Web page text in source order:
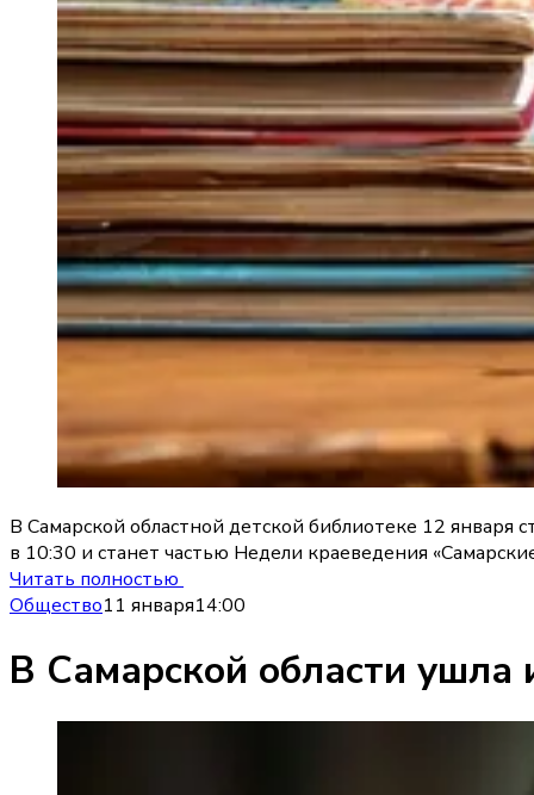
В Самарской областной детской библиотеке 12
в 10:30 и станет частью Недели краеведения
Читать полностью
Общество11 января14:00
В Самарской области